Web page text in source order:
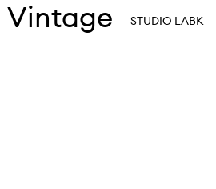
STUDIO LABK
Vintage